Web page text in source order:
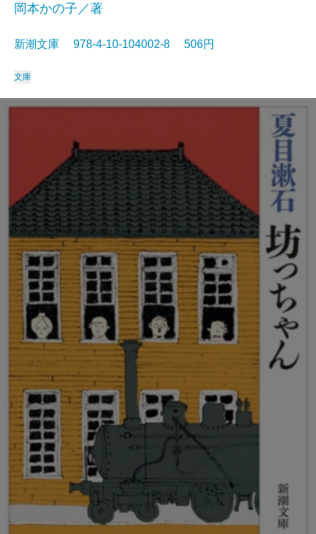
岡本かの子／著
新潮文庫 978-4-10-104002-8 506円
文庫